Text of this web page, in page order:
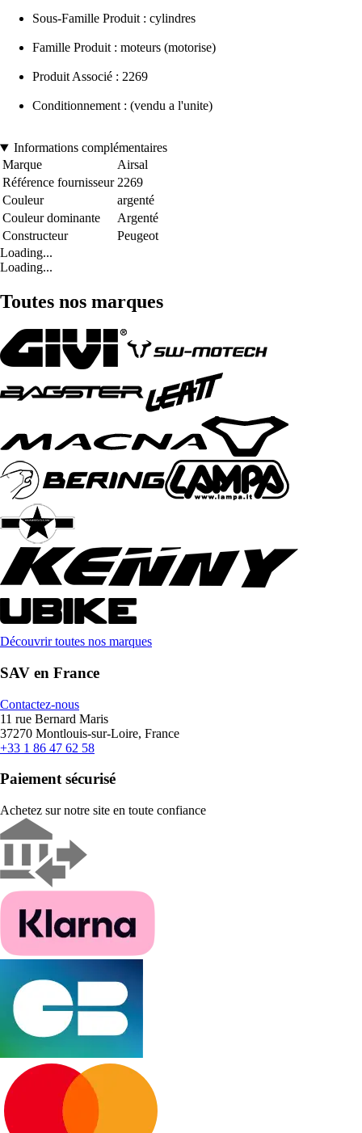
Sous-Famille Produit : cylindres
Famille Produit : moteurs (motorise)
Produit Associé : 2269
Conditionnement : (vendu a l'unite)
Informations complémentaires
Marque
Airsal
Référence fournisseur 2269
Couleur
argenté
Couleur dominante
Argenté
Constructeur
Peugeot
Loading...
Loading...
Toutes nos marques
Découvrir toutes nos marques
SAV en France
Contactez-nous
11 rue Bernard Maris
37270 Montlouis-sur-Loire, France
+33 1 86 47 62 58
Paiement sécurisé
Achetez sur notre site en toute confiance